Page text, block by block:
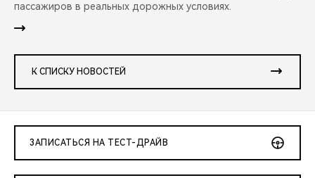
пассажиров в реальных дорожных условиях.
К СПИСКУ НОВОСТЕЙ
ЗАПИСАТЬСЯ НА ТЕСТ-ДРАЙВ